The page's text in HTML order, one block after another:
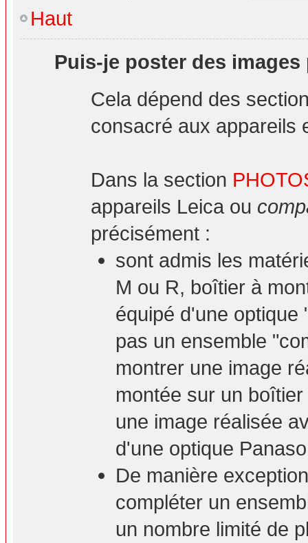
Haut
Puis-je poster des
Cela dépend des
consacré aux appareils
Dans la section
appareils Leica ou
précisément :
sont admis les
M ou R, boîtier à
équipé d'une optique
pas un ensemble
montrer une image
montée sur un
une image réalisée
d'une optique
De manière
compléter un
un nombre limité de